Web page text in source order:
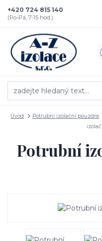
+420 724 815 140
(Po-Pá, 7-15 hod.)
Úvod Potrubní izolační pouzdra
Potrubní